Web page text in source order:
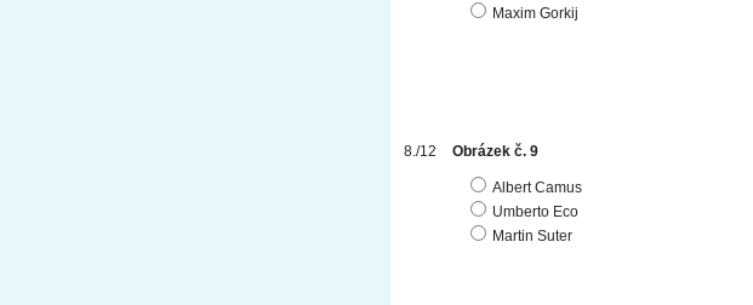
Maxim Gorkij
Obrázek č. 9
Albert Camus
Umberto Eco
Martin Suter